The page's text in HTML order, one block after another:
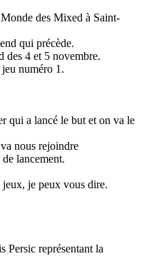
des Mixed à Saint-
qui précède.
des 4 et 5 novembre.
numéro 1.
qui a lancé le but et on va le
nous rejoindre
lancement.
je peux vous dire.
Persic représentant la